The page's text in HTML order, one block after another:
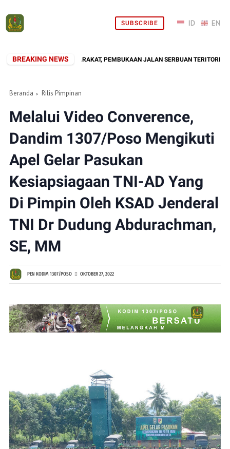
SUBSCRIBE
BREAKING NEWS
TENGAH MASYARAKAT, PEMBUKAAN JALAN SERBUAN TERITORIAL KODIM
Beranda Rilis Pimpinan
Melalui Video Converence,
Dandim 1307/Poso Mengikuti
Apel Gelar Pasukan
Kesiapsiagaan TNI-AD Yang
Di Pimpin Oleh KSAD Jenderal
TNI Dr Dudung Abdurachman,
SE, MM
PEN KODIM 1307/POSO OKTOBER 27, 2022